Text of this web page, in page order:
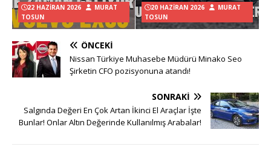
22 HAZIRAN 2026
MURAT
TOSUN
20 HAZIRAN 2026
MURAT
TOSUN
ÖNCEKI
Nissan Türkiye Muhasebe Müdürü Minako Seo
Şirketin CFO pozisyonuna atandı!
SONRAKI
Salgında Değeri En Çok Artan İkinci El Araçlar İşte
Bunlar! Onlar Altın Değerinde Kullanılmış Arabalar!